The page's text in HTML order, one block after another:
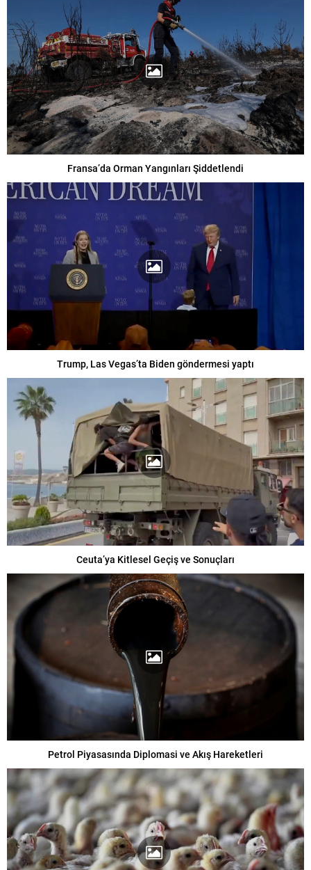
Fransa’da Orman Yangınları Şiddetlendi
Trump, Las Vegas’ta Biden göndermesi yaptı
Ceuta’ya Kitlesel Geçiş ve Sonuçları
Petrol Piyasasında Diplomasi ve Akış Hareketleri